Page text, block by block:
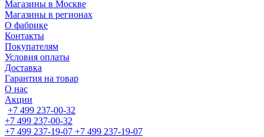
Магазины в Москве
Магазины в регионах
О фабрике
Контакты
Покупателям
Условия оплаты
Доставка
Гарантия на товар
О нас
Акции
+7 499 237-00-32
+7 499 237-00-32
+7 499 237-19-07 +7 499 237-19-07